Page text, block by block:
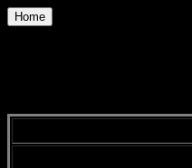
Home